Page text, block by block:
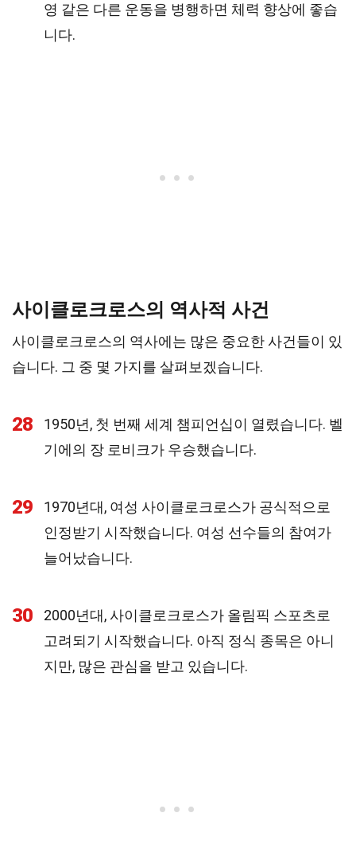
영 같은 다른 운동을 병행하면 체력 향상에 좋습
니다.
사이클로크로스의 역사적 사건
사이클로크로스의 역사에는 많은 중요한 사건들이 있
습니다. 그 중 몇 가지를 살펴보겠습니다.
28
1950년, 첫 번째 세계 챔피언십이 열렸습니다. 벨
기에의 장 로비크가 우승했습니다.
29
1970년대, 여성 사이클로크로스가 공식적으로
인정받기 시작했습니다. 여성 선수들의 참여가
늘어났습니다.
30
2000년대, 사이클로크로스가 올림픽 스포츠로
고려되기 시작했습니다. 아직 정식 종목은 아니
지만, 많은 관심을 받고 있습니다.